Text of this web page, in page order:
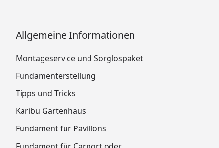
Allgemeine Informationen
Montageservice und Sorglospaket
Fundamenterstellung
Tipps und Tricks
Karibu Gartenhaus
Fundament für Pavillons